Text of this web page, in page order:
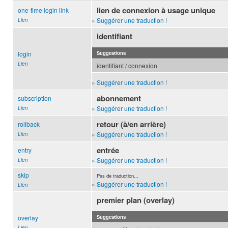
one-time login link
Lien
lien de connexion à usage unique
» Suggérer une traduction !
login
Lien
identifiant
Suggestions
identifiant / connexion
» Suggérer une traduction !
subscription
Lien
abonnement
» Suggérer une traduction !
rollback
Lien
retour (à/en arrière)
» Suggérer une traduction !
entry
Lien
entrée
» Suggérer une traduction !
skip
Lien
Pas de traduction...
» Suggérer une traduction !
overlay
premier plan (overlay)
Suggestions